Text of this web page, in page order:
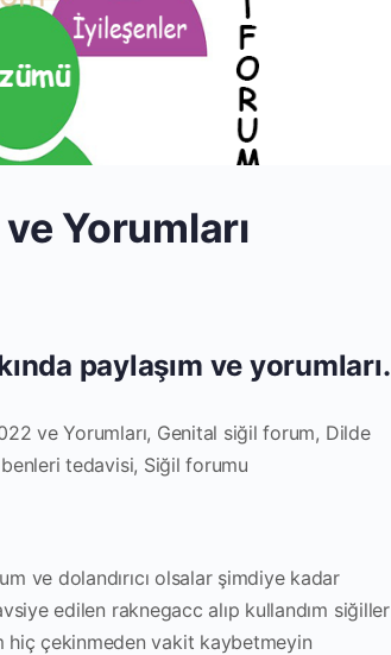
Yorumları
paylaşım ve yorumları.
ve Yorumları, Genital siğil forum, Dilde
tedavisi, Siğil forumu
ve dolandırıcı olsalar şimdiye kadar
edilen raknegacc alıp kullandım siğiller
hiç çekinmeden vakit kaybetmeyin